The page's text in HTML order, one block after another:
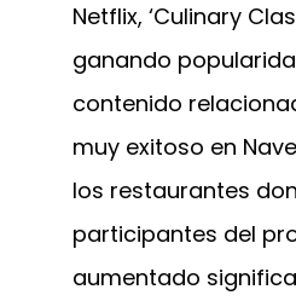
Netflix, ‘Culinary
ganando
contenido
muy exitoso en
los restaurantes
participantes del
aumentado